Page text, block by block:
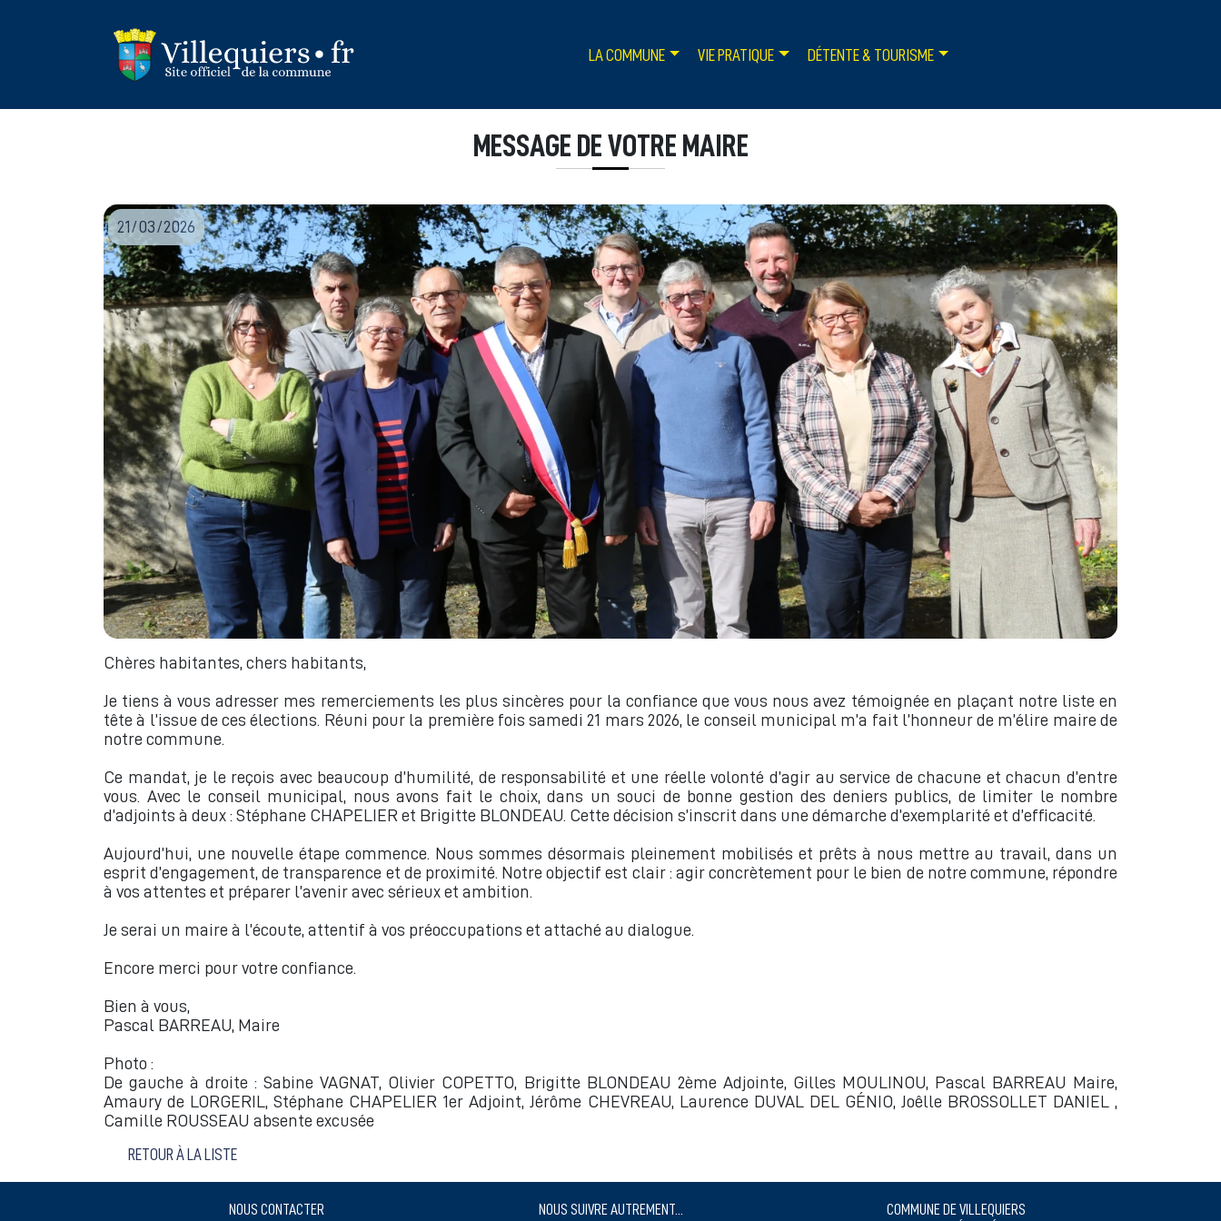
LA COMMUNE VIE PRATIQUE DÉTENTE & TOURISME
MESSAGE DE VOTRE MAIRE
21/03/2026
Chères habitantes, chers habitants,
Je tiens à vous adresser mes remerciements les plus sincères pour la confiance que vous nous avez témoignée en plaçant notre liste en
tête à l’issue de ces élections. Réuni pour la première fois samedi 21 mars 2026, le conseil municipal m’a fait l’honneur de m’élire maire de
notre commune.
Ce mandat, je le reçois avec beaucoup d’humilité, de responsabilité et une réelle volonté d’agir au service de chacune et chacun d’entre
vous. Avec le conseil municipal, nous avons fait le choix, dans un souci de bonne gestion des deniers publics, de limiter le nombre
d’adjoints à deux : Stéphane CHAPELIER et Brigitte BLONDEAU. Cette décision s’inscrit dans une démarche d’exemplarité et d’efficacité.
Aujourd’hui, une nouvelle étape commence. Nous sommes désormais pleinement mobilisés et prêts à nous mettre au travail, dans un
esprit d’engagement, de transparence et de proximité. Notre objectif est clair : agir concrètement pour le bien de notre commune, répondre
à vos attentes et préparer l’avenir avec sérieux et ambition.
Je serai un maire à l’écoute, attentif à vos préoccupations et attaché au dialogue.
Encore merci pour votre confiance.
Bien à vous,
Pascal BARREAU, Maire
Photo :
De gauche à droite : Sabine VAGNAT, Olivier COPETTO, Brigitte BLONDEAU 2ème Adjointe, Gilles MOULINOU, Pascal BARREAU Maire,
Amaury de LORGERIL, Stéphane CHAPELIER 1er Adjoint, Jérôme CHEVREAU, Laurence DUVAL DEL GÉNIO, Joêlle BROSSOLLET DANIEL ,
Camille ROUSSEAU absente excusée
RETOUR À LA LISTE
NOUS CONTACTER
NOUS SUIVRE AUTREMENT...
COMMUNE DE VILLEQUIERS